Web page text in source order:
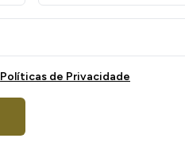
Políticas de Privacidade